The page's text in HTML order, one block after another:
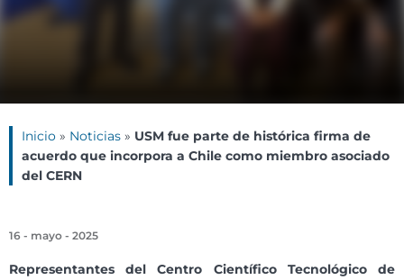
Inicio » Noticias » USM fue parte de histórica firma de
acuerdo que incorpora a Chile como miembro asociado
del CERN
16 - mayo - 2025
Representantes del Centro Científico Tecnológico de